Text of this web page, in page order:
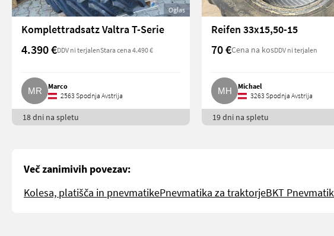
Oglas
Komplettradsatz Valtra T-Serie
4.390 €DDV ni terjalenStara cena 4.490 €
Marco
2563 Spodnja Avstrija
18 dni na spletu
Reifen 33x15,50-15
70 €Cena na kosDDV ni terjalen
Michael
3263 Spodnja Avstrija
19 dni na spletu
Več zanimivih povezav:
Kolesa, platišča in pnevmatikePnevmatika za traktorjeBKT